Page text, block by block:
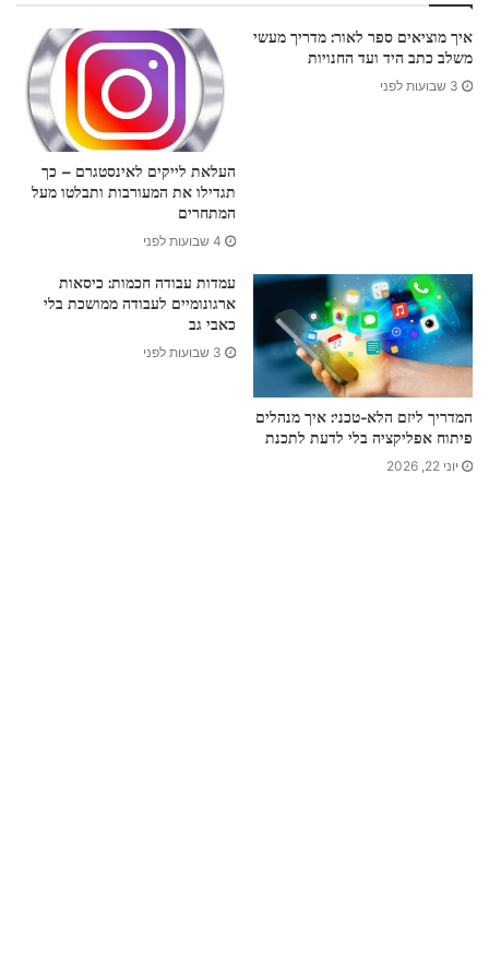
איך מוציאים ספר לאור: מדריך מעשי
משלב כתב היד ועד החנויות
3 שבועות לפני
העלאת לייקים לאינסטגרם – כך
תגדילו את המעורבות ותבלטו מעל
המתחרים
4 שבועות לפני
המדריך ליזם הלא-טכני: איך מנהלים
פיתוח אפליקציה בלי לדעת לתכנת
יוני 22, 2026
עמדות עבודה חכמות: כיסאות
ארגונומיים לעבודה ממושכת בלי
כאבי גב
3 שבועות לפני